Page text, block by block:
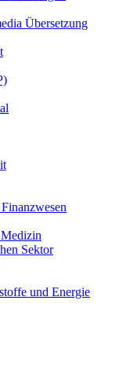
Übersetzung
Sektor
und Energie